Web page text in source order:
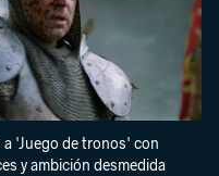
a 'Juego de tronos' con
y ambición desmedida